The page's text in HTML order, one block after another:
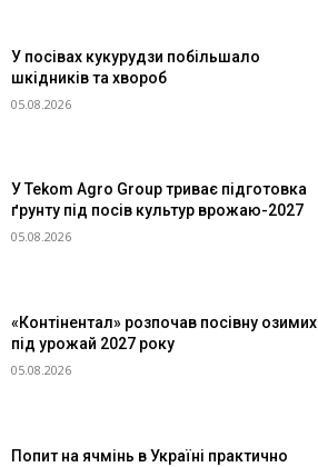
У посівах кукурудзи побільшало
шкідників та хвороб
05.08.2026
У Tekom Agro Group триває підготовка
ґрунту під посів культур врожаю-2027
05.08.2026
«Контінентал» розпочав посівну озимих
під урожай 2027 року
05.08.2026
Попит на ячмінь в Україні практично